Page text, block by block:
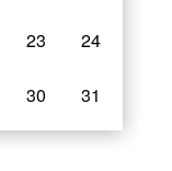
23 24
30 31